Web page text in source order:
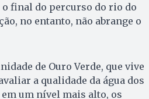
o final do percurso do rio do
no entanto, não abrange o
de Ouro Verde, que vive
a qualidade da água dos
um nível mais alto, os